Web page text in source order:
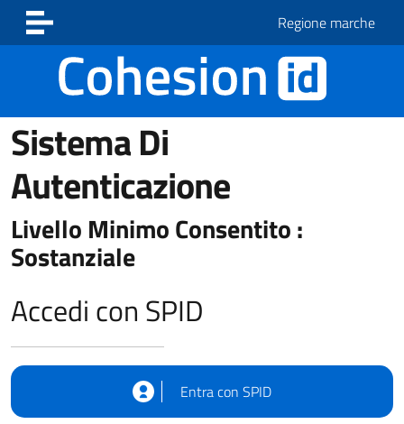
Vai ai contenuti
Vai al footer
Regione marche
Sistema Di
Autenticazione
Livello Minimo Consentito :
Sostanziale
Accedi con SPID
Entra con SPID